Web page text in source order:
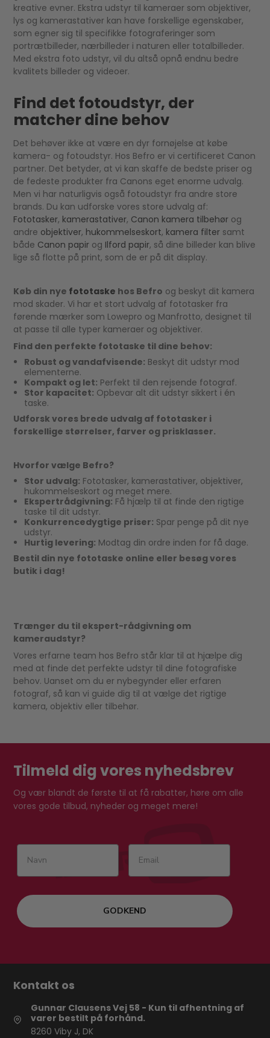
kreative evner. Ekstra udstyr til kameraer som objektiver,
lys og kamerastativer kan have forskellige egenskaber,
som egner sig til specifikke fotograferinger som
portrætbilleder, nærbilleder i naturen eller totalbilleder.
Med ekstra foto udstyr, vil du altså opnå endnu bedre
kvalitets billeder og videoer.
Find det fotoudstyr, der
matcher dine behov
Det behøver ikke at være en dyr fornøjelse at købe
kamera- og fotoudstyr. Hos Befro er vi certificeret Canon
partner. Det betyder, at vi kan skaffe de bedste priser og
de fedeste produkter fra Canons eget enorme udvalg.
Men vi har naturligvis også fotoudstyr fra andre store
brands. Du kan udforske vores store udvalg af:
Fototasker, kamerastativer, Canon kamera tilbehør og
andre objektiver, hukommelseskort, kamera filter samt
både Canon papir og Ilford papir, så dine billeder kan blive
lige så flotte på print, som de er på dit display.
Køb din nye fototaske hos Befro og beskyt dit kamera
mod skader. Vi har et stort udvalg af fototasker fra
førende mærker som Lowepro og Manfrotto, designet til
at passe til alle typer kameraer og objektiver.
Find den perfekte fototaske til dine behov:
Robust og vandafvisende: Beskyt dit udstyr mod
elementerne.
Kompakt og let: Perfekt til den rejsende fotograf.
Stor kapacitet: Opbevar alt dit udstyr sikkert i én
taske.
Udforsk vores brede udvalg af fototasker i
forskellige størrelser, farver og prisklasser.
Hvorfor vælge Befro?
Stor udvalg: Fototasker, kamerastativer, objektiver,
hukommelseskort og meget mere.
Ekspertrådgivning: Få hjælp til at finde den rigtige
taske til dit udstyr.
Konkurrencedygtige priser: Spar penge på dit nye
udstyr.
Hurtig levering: Modtag din ordre inden for få dage.
Bestil din nye fototaske online eller besøg vores
butik i dag!
Trænger du til ekspert-rådgivning om
kameraudstyr?
Vores erfarne team hos Befro står klar til at hjælpe dig
med at finde det perfekte udstyr til dine fotografiske
behov. Uanset om du er nybegynder eller erfaren
fotograf, så kan vi guide dig til at vælge det rigtige
kamera, objektiv eller tilbehør.
Tilmeld dig vores nyhedsbrev
Og vær blandt de første til at få rabatter, høre om alle
vores gode tilbud, nyheder og meget mere!
GODKEND
Kontakt os
Gunnar Clausens Vej 58 - Kun til afhentning af
varer bestilt på forhånd.
8260 Viby J, DK